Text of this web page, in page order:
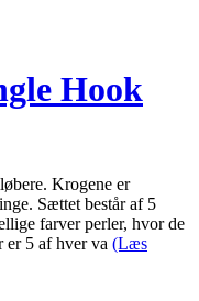
Hook
Krogene er
Sættet består af 5
farver perler, hvor de
er 5 af hver va (Læs